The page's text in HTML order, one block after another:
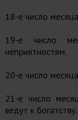
18-е число
19-е число
неприятностям.
20-е число
21-е число
ведут к богатству.